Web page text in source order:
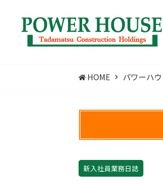
HOME パワーハ
新入社員業務日誌